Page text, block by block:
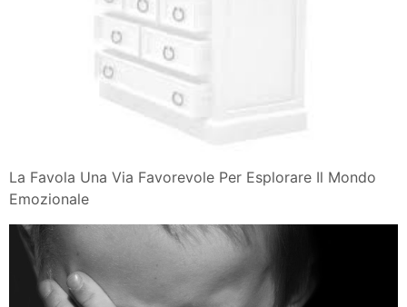
La Favola Una Via Favorevole Per Esplorare Il Mondo
Emozionale